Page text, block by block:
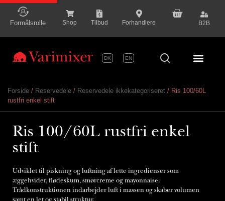
content
Formålsrolle Shop Tilbud Forhandlere B2B
DK EN
Forside / Reservedele / Reservedele ikkekategoriseret / Ris 100/60L
rustfri enkel stift
Ris 100/60L rustfri enkel
stift
Udviklet til piskning og luftning af lette ingredienser som
æggehvider, flødeskum, smørcreme og mayonnaise.
Trådkonstruktionen indarbejder luft i massen og skaber volumen